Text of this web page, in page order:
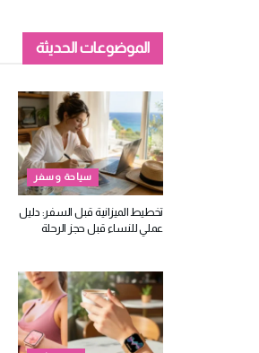
الموضوعات الحديثة
سياحة وسفر
تخطيط الميزانية قبل السفر: دليل
عملي للنساء قبل حجز الرحلة